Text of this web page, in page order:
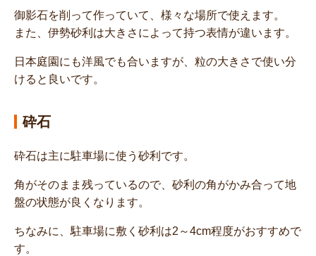
御影石を削って作っていて、様々な場所で使えます。
また、伊勢砂利は大きさによって持つ表情が違います。
日本庭園にも洋風でも合いますが、粒の大きさで使い分
けると良いです。
砕石
砕石は主に駐車場に使う砂利です。
角がそのまま残っているので、砂利の角がかみ合って地
盤の状態が良くなります。
ちなみに、駐車場に敷く砂利は2～4cm程度がおすすめで
す。